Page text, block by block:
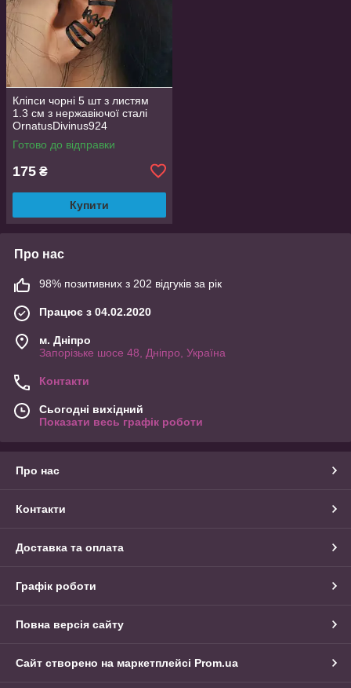
Кліпси чорні 5 шт з листям
1.3 см з нержавіючої сталі
OrnatusDivinus924
Готово до відправки
175 ₴
Купити
Про нас
98% позитивних з 202 відгуків за рік
Працює з 04.02.2020
м. Дніпро
Запорізьке шосе 48, Дніпро, Україна
Контакти
Сьогодні вихідний
Показати весь графік роботи
Про нас
Контакти
Доставка та оплата
Графік роботи
Повна версія сайту
Сайт створено на маркетплейсі Prom.ua